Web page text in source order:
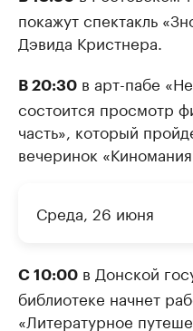
покажут спектакль
Дэвида Кристнера.
В 20:30 в арт-пабе
состоится просмотр
часть», который
вечеринок
Среда, 26 июня
С 10:00 в Донской
библиотеке начнет
«Литературное